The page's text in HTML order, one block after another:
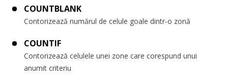
COUNTBLANK
Contorizează numărul de celule goale dintr-o zonă
COUNTIF
Contorizează celulele unei zone care corespund unui
anumit criteriu